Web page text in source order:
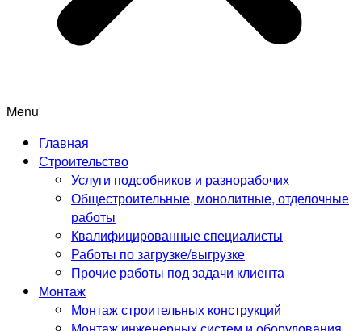
Menu
Главная
Строительство
Услуги подсобников и разнорабочих
Общестроительные, монолитные, отделочные
работы
Квалифицированные специалисты
Работы по загрузке/выгрузке
Прочие работы под задачи клиента
Монтаж
Монтаж строительных конструкций